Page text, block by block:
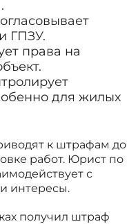
ГПЗУ.
права на
для жилых
к штрафам до
работ. Юрист по
с
интересы.
получил штраф